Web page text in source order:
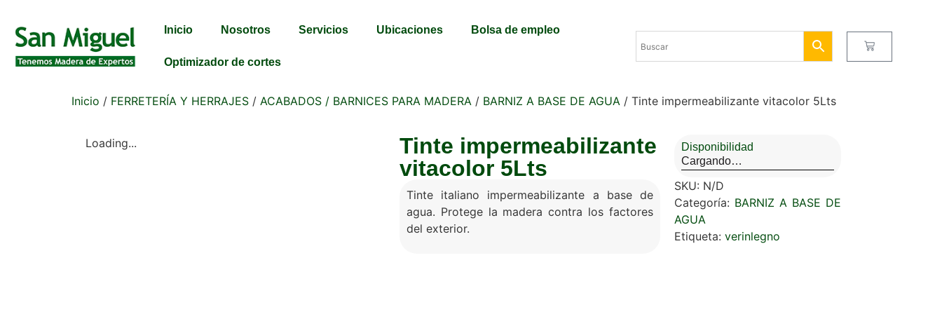
Inicio Nosotros Servicios Ubicaciones Bolsa de empleo
Optimizador de cortes
Inicio / FERRETERÍA Y HERRAJES / ACABADOS / BARNICES PARA MADERA / BARNIZ A BASE DE AGUA / Tinte impermeabilizante vitacolor 5Lts
Loading...
Tinte impermeabilizante
vitacolor 5Lts
Tinte italiano impermeabilizante a base de
agua. Protege la madera contra los factores
del exterior.
Disponibilidad
Cargando…
SKU: N/D
Categoría: BARNIZ A BASE DE
AGUA
Etiqueta: verinlegno